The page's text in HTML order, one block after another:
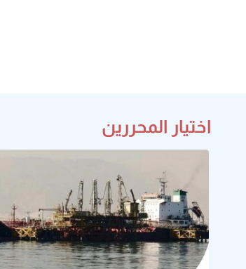
اختيار المحررين